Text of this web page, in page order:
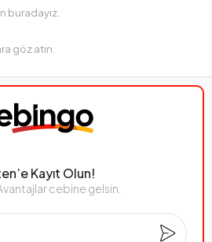
buradayız.
göz atın.
Kayıt Olun!
cebine gelsin.